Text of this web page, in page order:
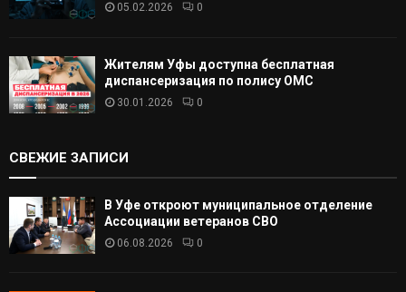
05.02.2026 0
Жителям Уфы доступна бесплатная
диспансеризация по полису ОМС
30.01.2026 0
СВЕЖИЕ ЗАПИСИ
В Уфе откроют муниципальное отделение
Ассоциации ветеранов СВО
06.08.2026 0